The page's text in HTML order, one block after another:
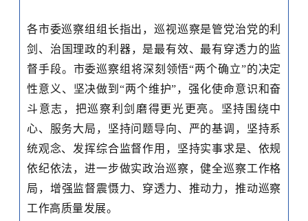
各市委巡察组组长指出，巡视巡察是管党治党的利
剑 、 治国理政的利器， 是最有效、最有穿透力的监
督手段。市委巡察组将深刻领悟“两个确立”的决定
性意义、坚决做到“两个维护”，强化使命意识和奋
斗意志，把巡察利剑磨得更光更亮。坚持围绕中
心、服务大局，坚持问题导向、严的基调，坚持系
统观念、发挥综合监督作用，坚持实事求是、依规
依纪依法，进一步做实政治巡察，健全巡察工作格
局 ， 增强监督震慑力、穿透力、推动力 ， 推动巡察
工作高质量发展。